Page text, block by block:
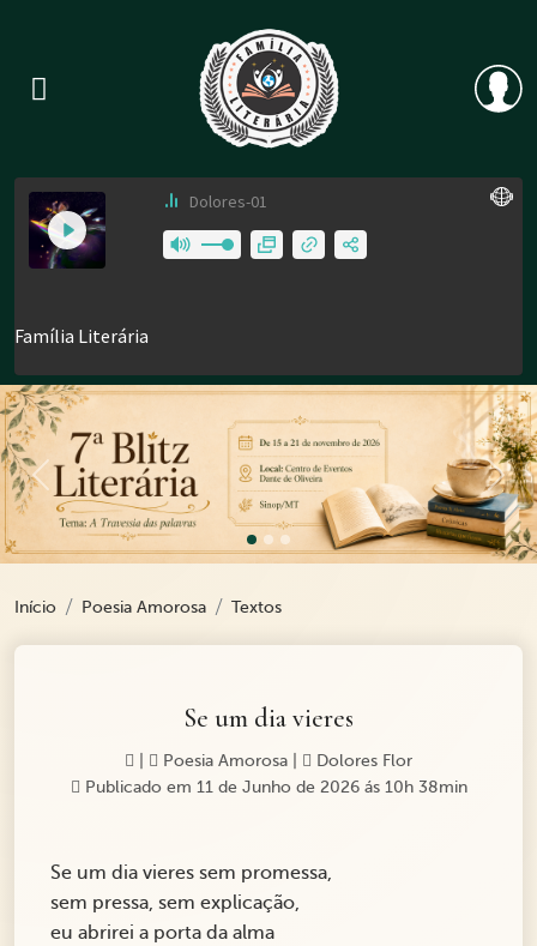
Previous
Início Poesia Amorosa Textos
Se um dia vieres
Poesia Amorosa
Dolores Flor
Publicado em 11 de Junho de 2026 ás 10h 38min
Se um dia vieres sem promessa,
sem pressa, sem explicação,
eu abrirei a porta da alma